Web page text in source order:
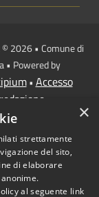
2026 • Comune di
• Powered by
• Accesso
redazione
×
strettamente
del sito,
di elaborare
al seguente link